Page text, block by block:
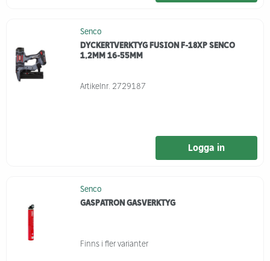
Senco
DYCKERTVERKTYG FUSION F-18XP SENCO
1,2MM 16-55MM
Artikelnr. 2729187
Logga in
Senco
GASPATRON GASVERKTYG
Finns i fler varianter